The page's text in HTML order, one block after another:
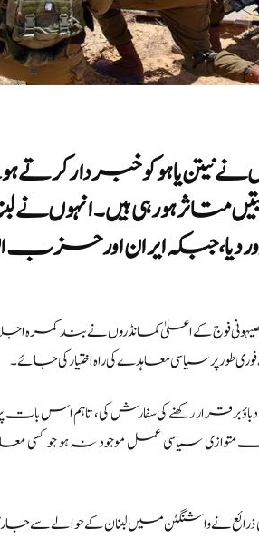
نیتن یاہو کو خبردار
ہو رہی ہیں۔ انہوں نے
جبکہ ایران اور حزب
12 کی رپورٹ کے مطابق صیہونی فوج کے اعلیٰ کمانڈروں نے بند
طور پر سیاسی معاہدے کی راہ اختیار کی جائے۔
برقرار رکھنے کی سفارش کی، تاہم اس بات
سیاسی عمل موجود نہ ہو جو کسی
نے واشنگٹن میں لبنان کے حوالے سے